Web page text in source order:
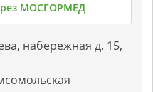
МОСГОРМЕД
набережная д. 15,